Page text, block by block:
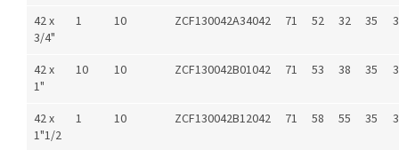
42 x
3/4"
1 10 ZCF130042A34042 71 52 32 35
42 x
1"
10 10 ZCF130042B01042 71 53 38 35
42 x
1"1/2
1 10 ZCF130042B12042 71 58 55 35